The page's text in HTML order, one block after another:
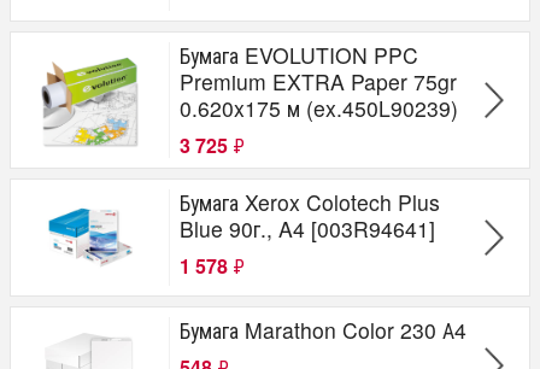
Бумага EVOLUTION PPC
Premium EXTRA Paper 75gr
0.620x175 м (ex.450L90239)
3 725 ₽
Бумага Xerox Colotech Plus
Blue 90г., A4 [003R94641]
1 578 ₽
Бумага Marathon Color 230 А4